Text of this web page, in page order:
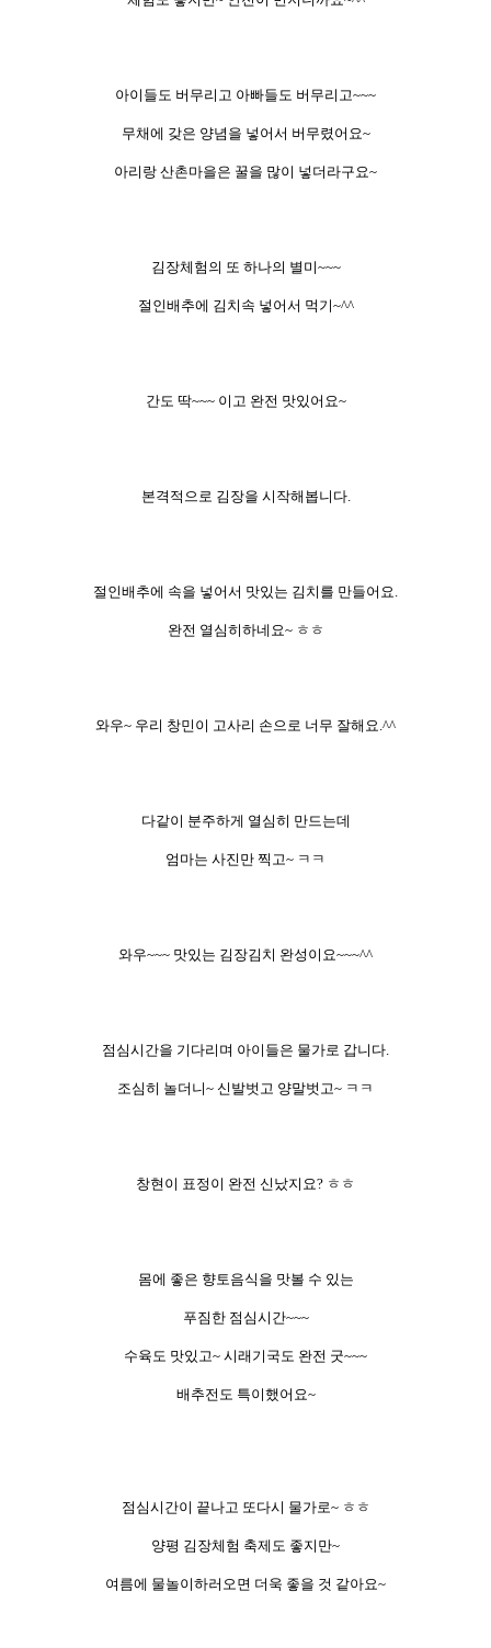
아이들도 버무리고 아빠들도 버무리고~~~
무채에 갖은 양념을 넣어서 버무렸어요~
아리랑 산촌마을은 꿀을 많이 넣더라구요~
김장체험의 또 하나의 별미~~~
절인배추에 김치속 넣어서 먹기~^^
간도 딱~~~ 이고 완전 맛있어요~
본격적으로 김장을 시작해봅니다.
절인배추에 속을 넣어서 맛있는 김치를 만들어요.
완전 열심히하네요~ ㅎㅎ
와우~ 우리 창민이 고사리 손으로 너무 잘해요.^^
다같이 분주하게 열심히 만드는데
엄마는 사진만 찍고~ ㅋㅋ
와우~~~ 맛있는 김장김치 완성이요~~~^^
점심시간을 기다리며 아이들은 물가로 갑니다.
조심히 놀더니~ 신발벗고 양말벗고~ ㅋㅋ
창현이 표정이 완전 신났지요? ㅎㅎ
몸에 좋은 향토음식을 맛볼 수 있는
푸짐한 점심시간~~~
수육도 맛있고~ 시래기국도 완전 굿~~~
배추전도 특이했어요~
점심시간이 끝나고 또다시 물가로~ ㅎㅎ
양평 김장체험 축제도 좋지만~
여름에 물놀이하러오면 더욱 좋을 것 같아요~